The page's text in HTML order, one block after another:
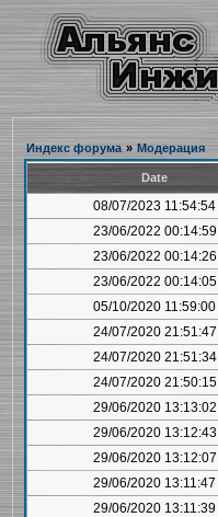
Индекс форума » Модерация
Date
08/07/2023 11:54:54
23/06/2022 00:14:59
23/06/2022 00:14:26
23/06/2022 00:14:05
05/10/2020 11:59:00
24/07/2020 21:51:47
24/07/2020 21:51:34
24/07/2020 21:50:15
29/06/2020 13:13:02
29/06/2020 13:12:43
29/06/2020 13:12:07
29/06/2020 13:11:47
29/06/2020 13:11:39